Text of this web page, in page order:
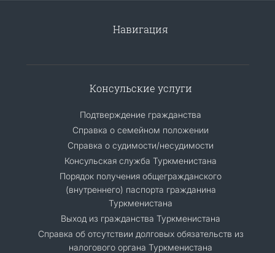
Навигация
Консульские услуги
Подтверждение гражданства
Справка о семейном положении
Справка о судимости/несудимости
Консульская служба Туркменистана
Порядок получения общегражданского
(внутреннего) паспорта гражданина
Туркменистана
Выход из гражданства Туркменистана
Справка об отсутствии долговых обязательств из
налогового органа Туркменистана